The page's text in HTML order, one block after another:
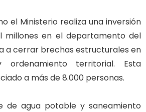
el Ministerio realiza una inversión
millones en el departamento del
a cerrar brechas estructurales en
ordenamiento territorial. Esta
a más de 8.000 personas.
de agua potable y saneamiento